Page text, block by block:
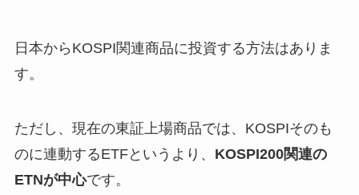
日本からKOSPI関連商品に投資する方法はありま
す。
ただし、現在の東証上場商品では、KOSPIそのも
のに連動するETFというより、 KOSPI200関連の
ETNが中心です。